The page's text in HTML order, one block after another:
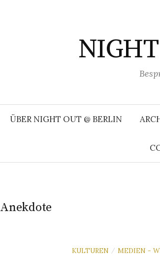
ÜBER NIGHT OUT @ BERLIN
Anekdote
KULTUREN / MEDIEN -